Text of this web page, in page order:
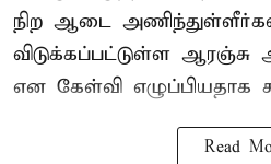
நிற ஆடை
விடுக்கப்பட்டுள்ள
என கேள்வி எழுப்பியதாக
Read